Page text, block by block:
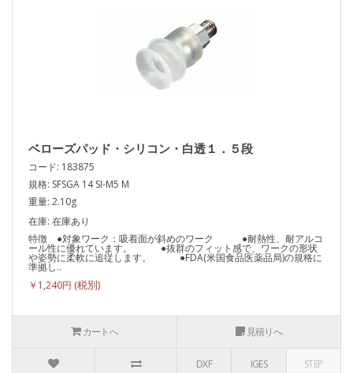
ベローズパッド・シリコン・白透１．５段
コード: 183875
規格: SFSGA 14 SI-M5 M
重量: 2.10g
在庫: 在庫あり
特徴 ●対象ワーク：吸着面が斜めのワーク ●耐熱性、耐アルコ
ール性に優れています。 ●抜群のフィット感で、ワークの形状
や姿勢に柔軟に追従します。 ●FDA(米国食品医薬品局)の規格に
準拠し..
￥1,240円
カートへ 見積りへ
DXF IGES STEP